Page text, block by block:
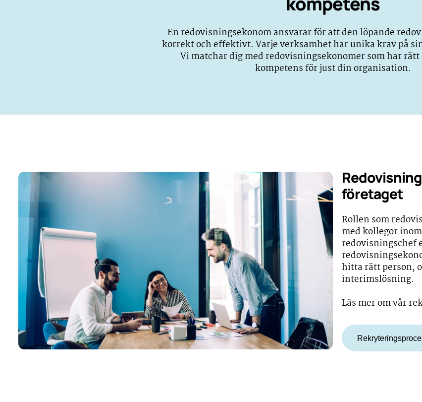
En redovisningsekonom ansvarar för att den löpande
korrekt och effektivt. Varje verksamhet har unika krav på
Vi matchar dig med redovisningsekonomer som har
kompetens för just din organisation.
företaget
Rollen som
med kollegor
redovisningschef
hitta rätt person,
interimslösning.
Läs mer om vår